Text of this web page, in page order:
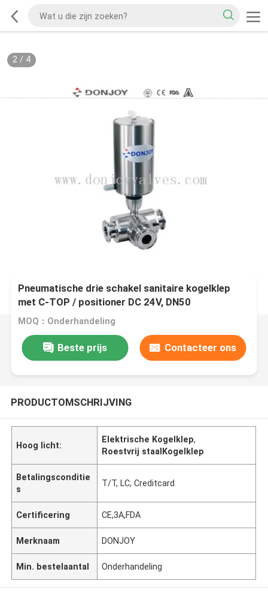
2/ 4
Pneumatische drie schakel sanitaire kogelklep
met C-TOP / positioner DC 24V, DN50
MOQ：Onderhandeling
Beste prijs Contacteer ons
PRODUCTOMSCHRIJVING
Hoog licht:
Elektrische Kogelklep,
Roestvrij staalKogelklep
Betalingsconditie
s
T/T, LC, Creditcard
Certificering CE,3A,FDA
Merknaam DONJOY
Min. bestelaantal Onderhandeling